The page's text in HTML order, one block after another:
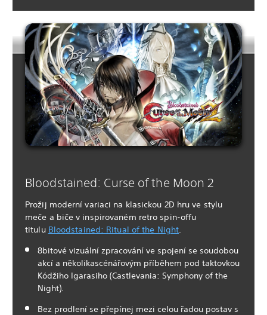
Bloodstained: Curse of the Moon 2
Prožij moderní variaci na klasickou 2D hru ve stylu
meče a biče v inspirovaném retro spin-offu
titulu Bloodstained: Ritual of the Night.
8bitové vizuální zpracování ve spojení se soudobou
akcí a několikascénářovým příběhem pod taktovkou
Kódžiho Igarasiho (Castlevania: Symphony of the
Night).
Bez prodlení se přepínej mezi celou řadou postav s